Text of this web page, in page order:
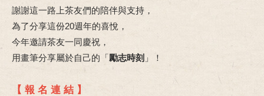
謝謝這一路上茶友們的陪伴與支持，
為了分享這份20週年的喜悅，
今年邀請茶友一同慶祝，
用畫筆分享屬於自己的「勵志時刻 」！
【 報 名 連 結 】